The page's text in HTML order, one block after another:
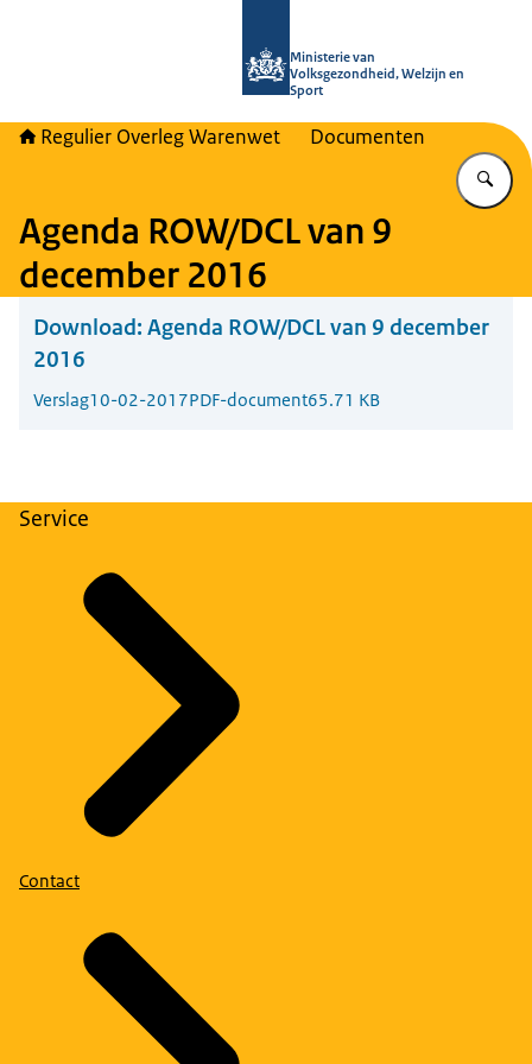
Ministerie van
Volksgezondheid, Welzijn en
Sport
Regulier Overleg Warenwet Documenten
Agenda ROW/DCL van 9
december 2016
Download: Agenda ROW/DCL van 9 december
2016
Verslag10-02-2017PDF-document65.71 KB
Service
Contact